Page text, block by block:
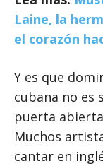
Laine, la
el corazón
Y es que
cubana no es
puerta
Muchos
cantar en